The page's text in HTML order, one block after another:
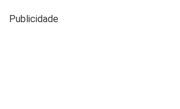
Publicidade